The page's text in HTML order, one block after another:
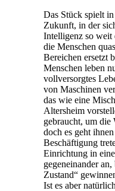
Das Stück spielt
Zukunft, in der
Intelligenz so weit
die Menschen
Bereichen ersetzt
Menschen leben
vollversorgtes
von Maschinen
das wie eine
Altersheim
gebraucht, um die
doch es geht
Beschäftigung
Einrichtung in
gegeneinander
Zustand“
Ist es aber